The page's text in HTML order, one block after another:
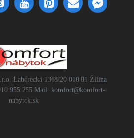
Laborecká 1368/20 010 01 Žilina
955 255 Mail: komfort@komfort-
nabytok.sk